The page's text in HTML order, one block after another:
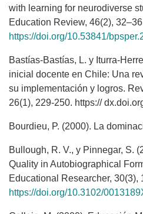
with learning for neurodiverse
Education Review, 46(2),
https://doi.org/10.53841/
Bastías-Bastías, L. y Iturra-
inicial docente en Chile: Una
su implementación y logros.
26(1), 229-250. https://
Bourdieu, P. (2000). La
Bullough, R. V., y Pinnegar, S.
Quality in Autobiographical
Educational Researcher, 30(3),
https://doi.org/10.3102/